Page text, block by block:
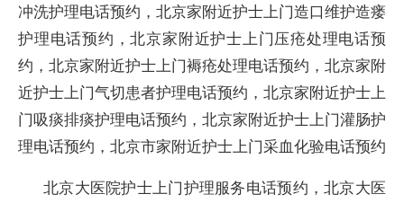
冲洗护理电话预约，北京家附近护士上门造口维护造瘘
护理电话预约，北京家附近护士上门压疮处理电话预
约，北京家附近护士上门褥疮处理电话预约，北京家附
近护士上门气切患者护理电话预约，北京家附近护士上
门吸痰排痰护理电话预约，北京家附近护士上门灌肠护
理电话预约，北京市家附近护士上门采血化验电话预约
北京大医院护士上门护理服务电话预约，北京大医